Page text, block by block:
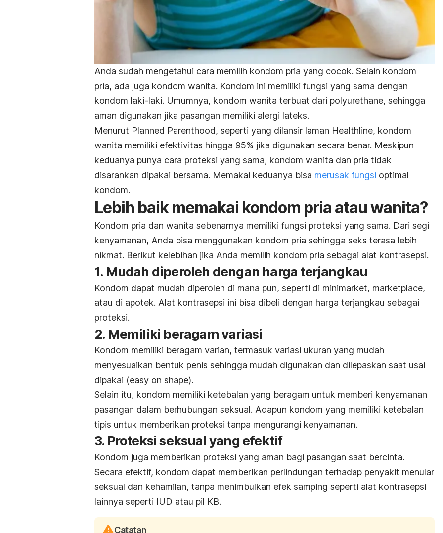
Anda sudah mengetahui cara memilih kondom pria yang cocok. Selain kondom
pria, ada juga kondom wanita. Kondom ini memiliki fungsi yang sama dengan
kondom laki-laki. Umumnya, kondom wanita terbuat dari polyurethane, sehingga
aman digunakan jika pasangan memiliki alergi lateks.
Menurut Planned Parenthood, seperti yang dilansir laman Healthline, kondom
wanita memiliki efektivitas hingga 95% jika digunakan secara benar. Meskipun
keduanya punya cara proteksi yang sama, kondom wanita dan pria tidak
disarankan dipakai bersama. Memakai keduanya bisa merusak fungsi optimal
kondom.
Lebih baik memakai kondom pria atau wanita?
Kondom pria dan wanita sebenarnya memiliki fungsi proteksi yang sama. Dari segi
kenyamanan, Anda bisa menggunakan kondom pria sehingga seks terasa lebih
nikmat. Berikut kelebihan jika Anda memilih kondom pria sebagai alat kontrasepsi.
1. Mudah diperoleh dengan harga terjangkau
Kondom dapat mudah diperoleh di mana pun, seperti di minimarket, marketplace,
atau di apotek. Alat kontrasepsi ini bisa dibeli dengan harga terjangkau sebagai
proteksi.
2. Memiliki beragam variasi
Kondom memiliki beragam varian, termasuk variasi ukuran yang mudah
menyesuaikan bentuk penis sehingga mudah digunakan dan dilepaskan saat usai
dipakai (easy on shape).
Selain itu, kondom memiliki ketebalan yang beragam untuk memberi kenyamanan
pasangan dalam berhubungan seksual. Adapun kondom yang memiliki ketebalan
tipis untuk memberikan proteksi tanpa mengurangi kenyamanan.
3. Proteksi seksual yang efektif
Kondom juga memberikan proteksi yang aman bagi pasangan saat bercinta.
Secara efektif, kondom dapat memberikan perlindungan terhadap penyakit menular
seksual dan kehamilan, tanpa menimbulkan efek samping seperti alat kontrasepsi
lainnya seperti IUD atau pil KB.
Catatan